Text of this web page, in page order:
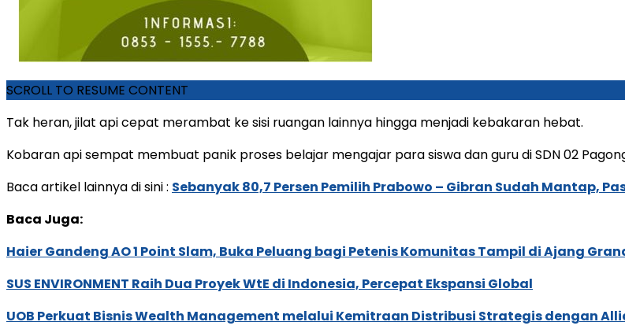
SCROLL TO RESUME CONTENT
Tak heran, jilat api cepat merambat ke sisi ruangan lainnya hingga menjadi kebakaran hebat.
Kobaran api sempat membuat panik proses belajar mengajar para siswa dan guru di SDN 02
Baca artikel lainnya di sini : Sebanyak 80,7 Persen Pemilih Prabowo – Gibran Sudah Mantap,
Baca Juga:
Haier Gandeng AO 1 Point Slam, Buka Peluang bagi Petenis Komunitas Tampil di Ajang
SUS ENVIRONMENT Raih Dua Proyek WtE di Indonesia, Percepat Ekspansi Global
UOB Perkuat Bisnis Wealth Management melalui Kemitraan Distribusi Strategis dengan